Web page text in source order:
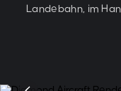
Landebahn, im